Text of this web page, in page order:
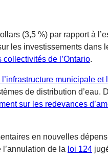
(3,5 %) par rapport à
les investissements dans
de l’Ontario.
municipale et
de distribution d’eau.
sur les redevances
en nouvelles
de la loi 124